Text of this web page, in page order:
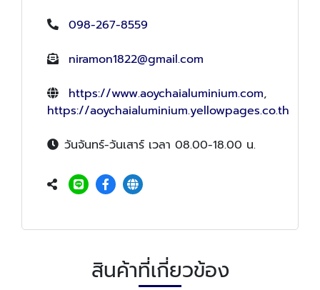
098-267-8559
niramon1822@gmail.com
https://www.aoychaialuminium.com,
https://aoychaialuminium.yellowpages.co.th
วันจันทร์-วันเสาร์ เวลา 08.00-18.00 น.
สินค้าที่เกี่ยวข้อง